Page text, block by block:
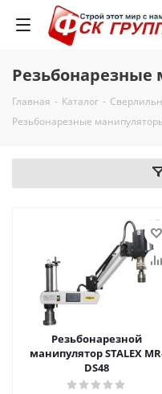
Резьбонарезные
Главная - Каталог -
Резьбонарезные
Резьбонарезной
манипулятор STALEX
DS48